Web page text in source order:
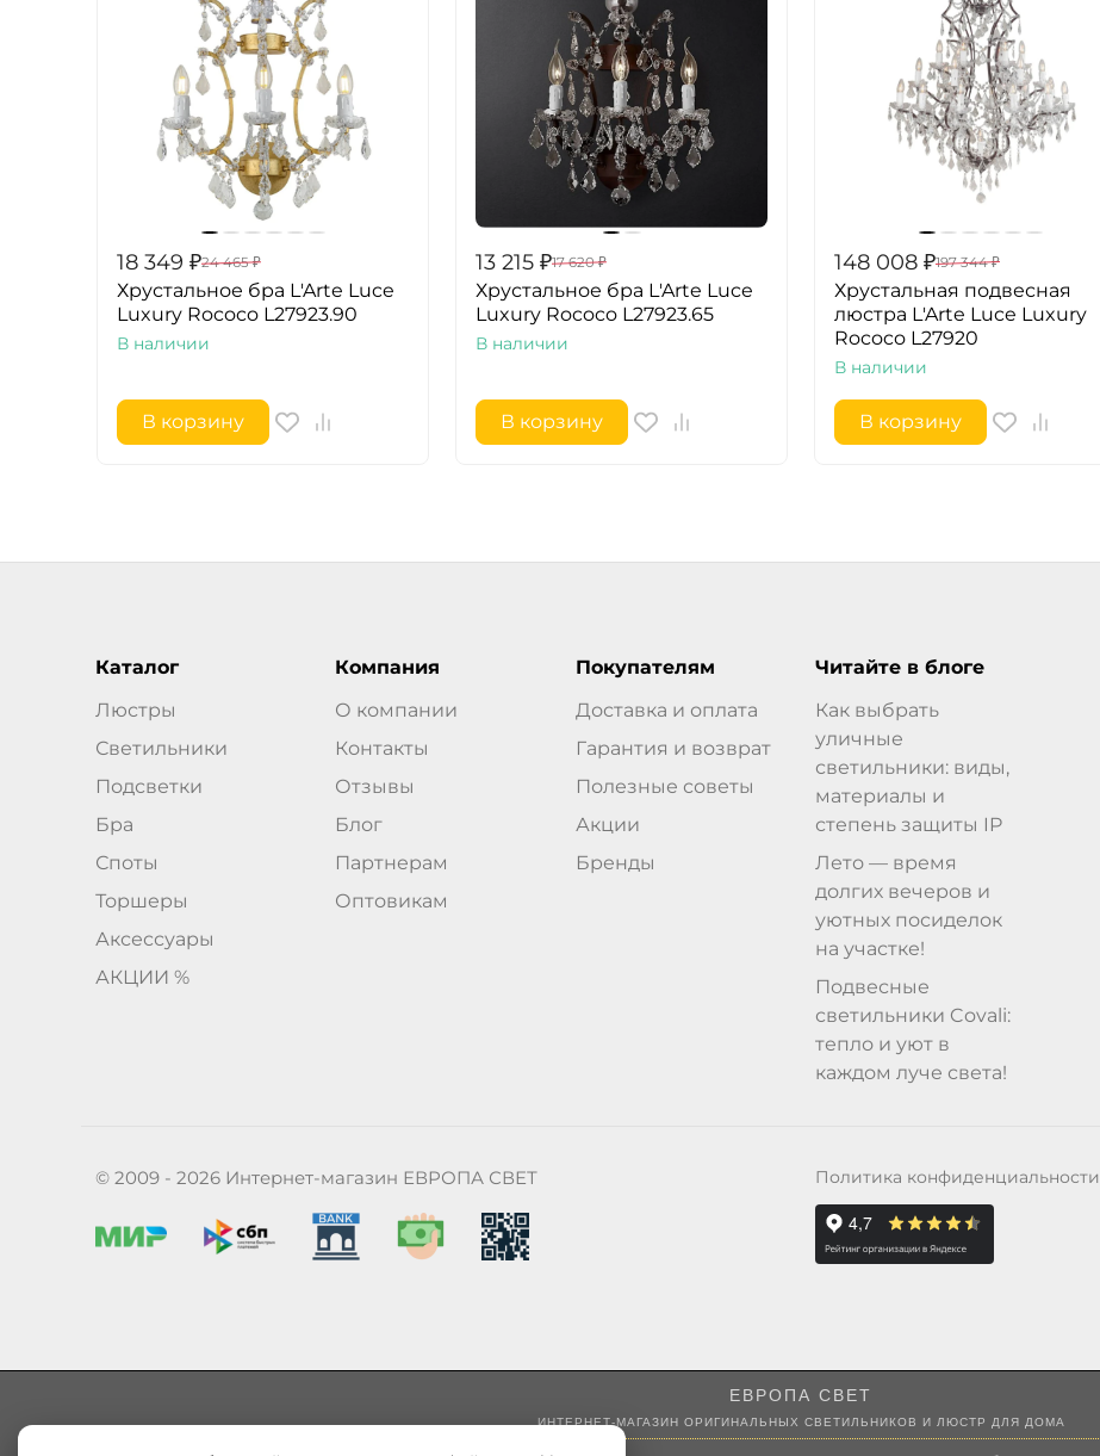
18 349 ₽24 465 ₽
Хрустальное бра L'Arte Luce
Luxury Rococo L27923.90
В наличии
В корзину
13 215 ₽17 620 ₽
Хрустальное бра L'Arte Luce
Luxury Rococo L27923.65
В наличии
В корзину
148 008 ₽197 344 ₽
Хрустальная подвесная
люстра L'Arte Luce Luxury
Rococo L27920
В наличии
В корзину
Каталог
Люстры
Светильники
Подсветки
Бра
Споты
Торшеры
Аксессуары
АКЦИИ %
Компания
О компании
Контакты
Отзывы
Блог
Партнерам
Оптовикам
Покупателям
Доставка и оплата
Гарантия и возврат
Полезные советы
Акции
Бренды
Читайте в блоге
Как выбрать
уличные
светильники: виды,
материалы и
степень защиты IP
Лето — время
долгих вечеров и
уютных посиделок
на участке!
Подвесные
светильники Covali:
тепло и уют в
каждом луче света!
© 2009 - 2026 Интернет-магазин ЕВРОПА СВЕТ Политика конфиденциальности
ЕВРОПА СВЕТ
ИНТЕРНЕТ-МАГАЗИН ОРИГИНАЛЬНЫХ СВЕТИЛЬНИКОВ И ЛЮСТР ДЛЯ ДОМА